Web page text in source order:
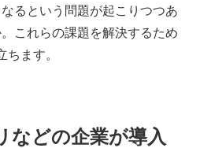
るという問題が起こりつつあ
これらの課題を解決するため
ます。
などの企業が導入